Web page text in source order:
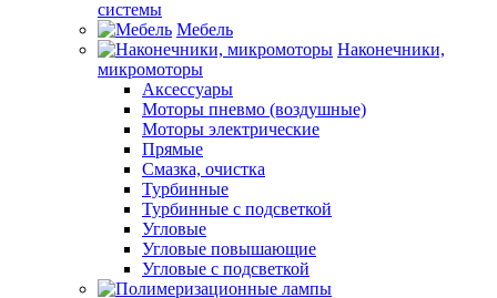
системы
Мебель
Наконечники,
микромоторы
Аксессуары
Моторы пневмо (воздушные)
Моторы электрические
Прямые
Смазка, очистка
Турбинные
Турбинные с подсветкой
Угловые
Угловые повышающие
Угловые с подсветкой